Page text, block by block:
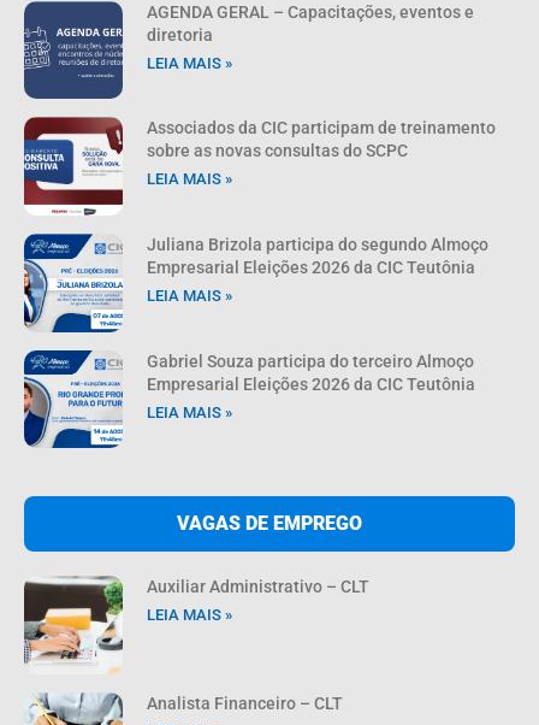
AGENDA GERAL – Capacitações, eventos e
diretoria
LEIA MAIS »
Associados da CIC participam de treinamento
sobre as novas consultas do SCPC
LEIA MAIS »
Juliana Brizola participa do segundo Almoço
Empresarial Eleições 2026 da CIC Teutônia
LEIA MAIS »
Gabriel Souza participa do terceiro Almoço
Empresarial Eleições 2026 da CIC Teutônia
LEIA MAIS »
VAGAS DE EMPREGO
Auxiliar Administrativo – CLT
LEIA MAIS »
Analista Financeiro – CLT